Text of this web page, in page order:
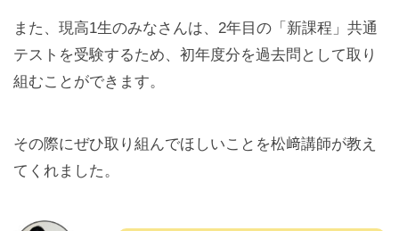
また、現高1生のみなさんは、2年目の「新課程」共通
テストを受験するため、初年度分を過去問として取り
組むことができます。
その際にぜひ取り組んでほしいことを松﨑講師が教え
てくれました。